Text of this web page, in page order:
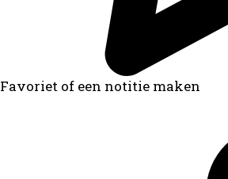
Favoriet of een notitie maken